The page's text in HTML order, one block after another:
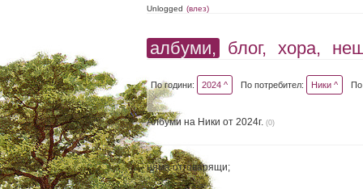
Unlogged (влез)
албуми, блог, хора,
По години: 2024 ^ По потребител: Ники ^
Албуми на Ники от 2024г. (0)
няма отговарящи;